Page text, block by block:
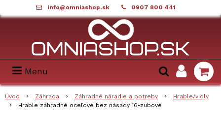
info@omniashop.sk 0907 800 441
Menu
Úvod Záhrada Záhradné náradie a potreby
Hrable/vidly
Hrable záhradné oceľové bez násady 16-zubové